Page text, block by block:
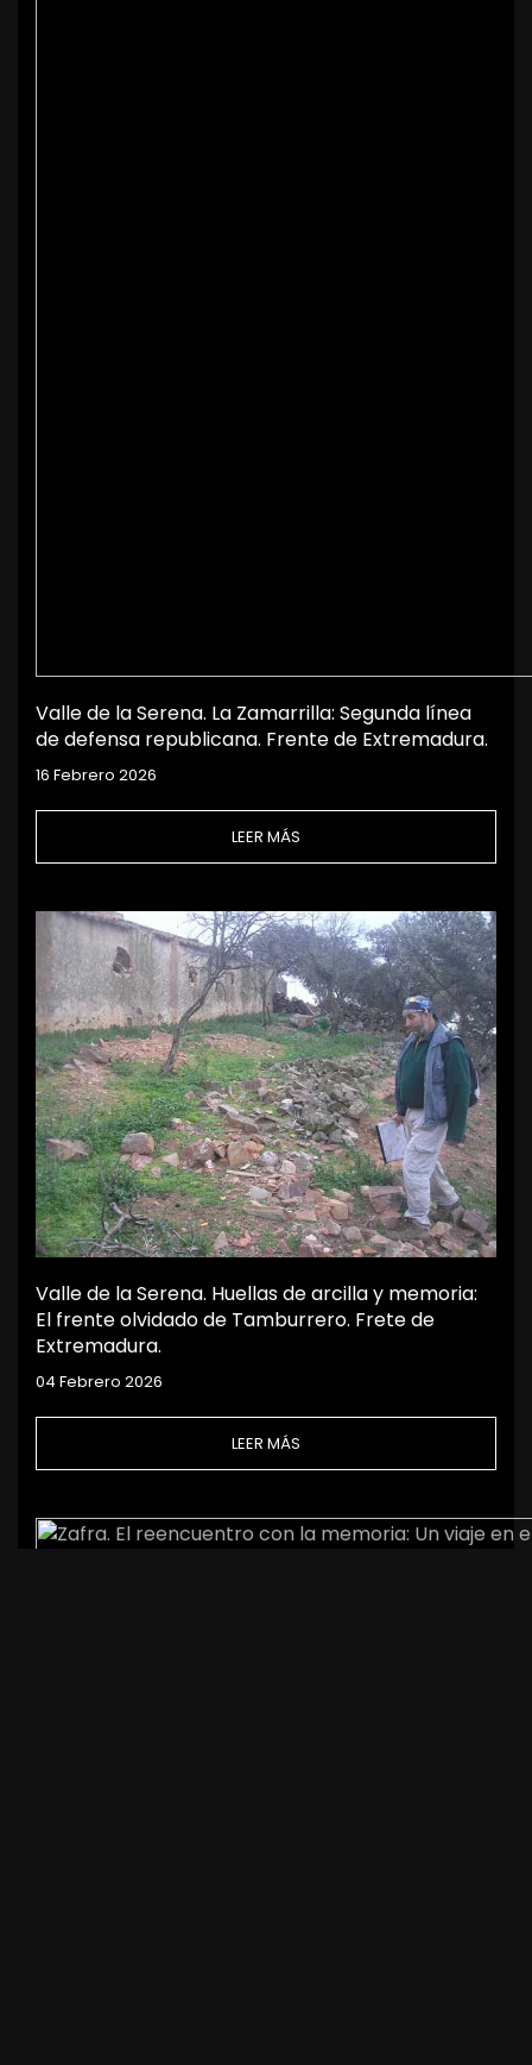
Valle de la Serena. La Zamarrilla: Segunda línea
de defensa republicana. Frente de Extremadura.
16 Febrero 2026
LEER MÁS
Valle de la Serena. Huellas de arcilla y memoria:
El frente olvidado de Tamburrero. Frete de
Extremadura.
04 Febrero 2026
LEER MÁS